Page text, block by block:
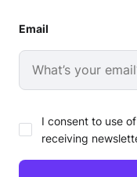
Email
I consent to use
receiving